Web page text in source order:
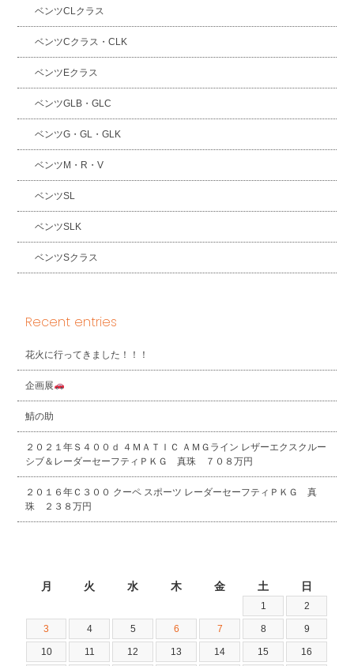
ベンツCLクラス
ベンツCクラス・CLK
ベンツEクラス
ベンツGLB・GLC
ベンツG・GL・GLK
ベンツM・R・V
ベンツSL
ベンツSLK
ベンツSクラス
Recent entries
花火に行ってきました！！！
企画展
鯖の助
２０２１年Ｓ４００ｄ ４ＭＡＴＩＣ ＡＭＧライン レザーエクスクルー
シブ＆レーダーセーフティＰＫＧ 真珠 ７０８万円
２０１６年Ｃ３００ クーペ スポーツ レーダーセーフティＰＫＧ 真
珠 ２３８万円
月 火 水 木 金 土 日
1 2
3 4 5 6 7 8 9
10 11 12 13 14 15 16